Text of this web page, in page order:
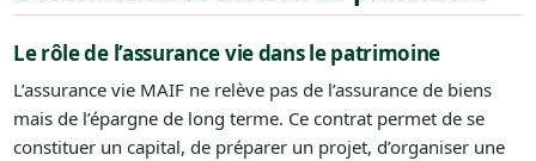
Le rôle de l’assurance vie dans le patrimoine
L’assurance vie MAIF ne relève pas de l’assurance de biens
mais de l’épargne de long terme. Ce contrat permet de se
constituer un capital, de préparer un projet, d’organiser une